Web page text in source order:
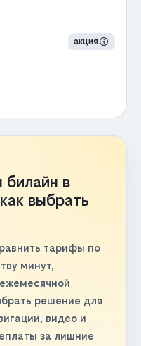
акция
в
выбрать
тарифы по
минут,
решение для
видео и
за лишние